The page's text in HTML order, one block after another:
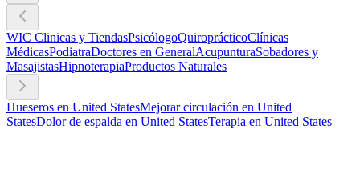
WIC Clinicas y TiendasPsicólogoQuiroprácticoClínicas
MédicasPodiatraDoctores en GeneralAcupunturaSobadores y
MasajistasHipnoterapiaProductos Naturales
Hueseros en United StatesMejorar circulación en United
StatesDolor de espalda en United StatesTerapia en United States